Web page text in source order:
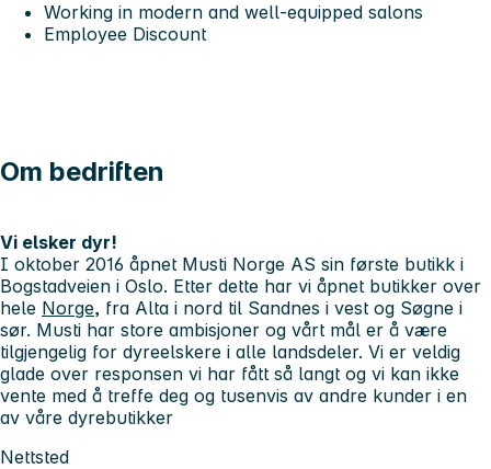
Working in modern and well-equipped salons
Employee Discount
Om bedriften
Vi elsker dyr!
I oktober 2016 åpnet Musti Norge AS sin første butikk i
Bogstadveien i Oslo. Etter dette har vi åpnet butikker over
hele Norge, fra Alta i nord til Sandnes i vest og Søgne i
sør. Musti har store ambisjoner og vårt mål er å være
tilgjengelig for dyreelskere i alle landsdeler. Vi er veldig
glade over responsen vi har fått så langt og vi kan ikke
vente med å treffe deg og tusenvis av andre kunder i en
av våre dyrebutikker
Nettsted